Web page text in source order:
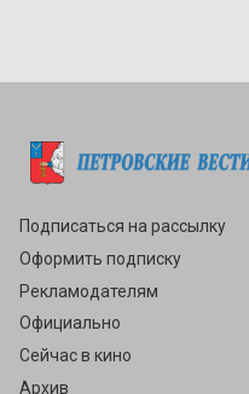
Подписаться на рассылку
Оформить подписку
Рекламодателям
Официально
Сейчас в кино
Архив